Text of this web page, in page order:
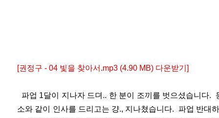
[권정구 - 04 빛을 찾아서.mp3 (4.90 MB) 다운받기]
파업 1달이 지나자 드뎌.. 한 분이 조끼를 벗으셨습니다.
소와 같이 인사를 드리고는 걍., 지나쳤습니다. 파업 반대